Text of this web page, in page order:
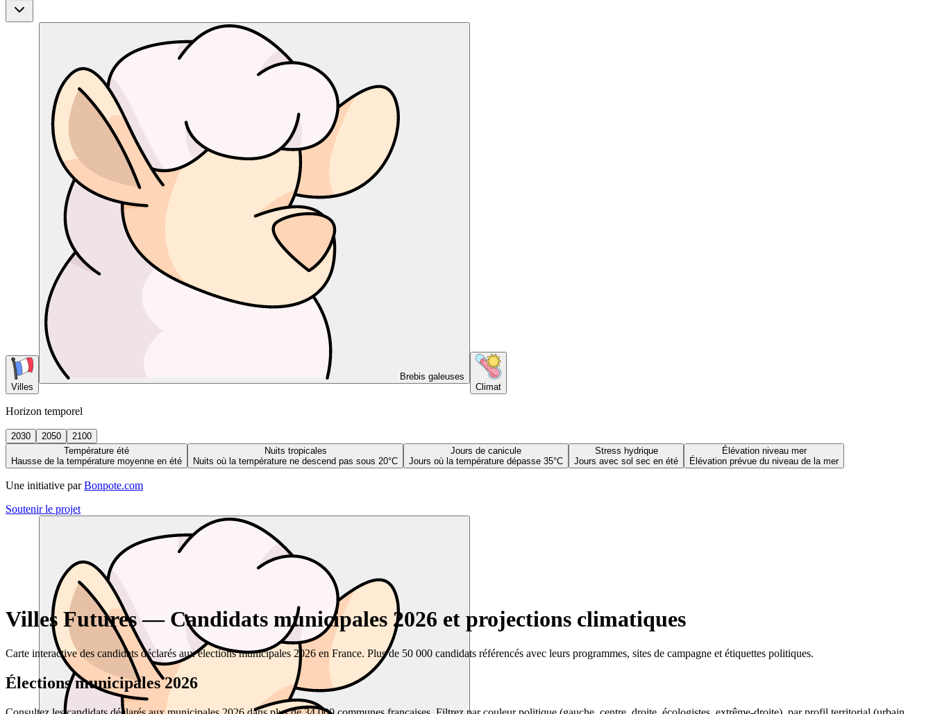
Villes
Brebis galeuses
Climat
Horizon temporel
2030 2050
2100
Température été
Hausse de la température moyenne en été
Nuits tropicales
Nuits où la température ne descend pas sous 20°C
Jours de canicule
Jours où la température dépasse 35°C
Stress hydrique
Jours avec sol sec en été
Élévation niveau mer
Élévation prévue du niveau de la mer
Une initiative par Bonpote.com
Soutenir le projet
Villes Futures — Candidats municipales 2026 et projections climatiques
Carte interactive des candidats déclarés aux élections municipales 2026 en France. Plus de 50 000 candidats référencés avec leurs programmes, sites de campagne et étiquettes politiques.
Élections municipales 2026